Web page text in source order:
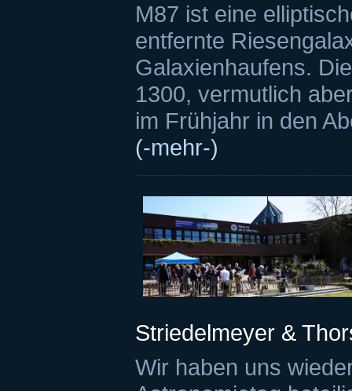
M87 ist eine
entfernte
Galaxienhaufens.
1300, vermutlich
im Frühjahr in den
(-mehr-)
Striedelmeyer &
Wir haben uns